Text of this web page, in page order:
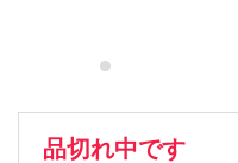
品切れ中です